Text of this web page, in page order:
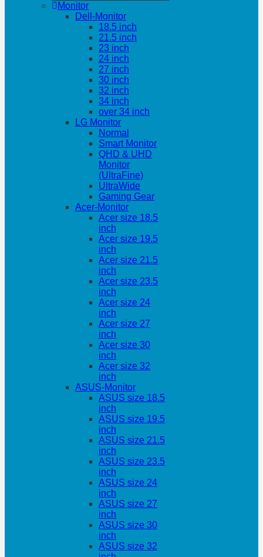
Monitor
Dell-Monitor
18.5 inch
21.5 inch
23 inch
24 inch
27 inch
30 inch
32 inch
34 inch
over 34 inch
LG Monitor
Normal
Smart Monitor
QHD & UHD
Monitor
(UltraFine)
UltraWide
Gaming Gear
Acer-Monitor
Acer size 18.5
inch
Acer size 19.5
inch
Acer size 21.5
inch
Acer size 23.5
inch
Acer size 24
inch
Acer size 27
inch
Acer size 30
inch
Acer size 32
inch
ASUS-Monitor
ASUS size 18.5
inch
ASUS size 19.5
inch
ASUS size 21.5
inch
ASUS size 23.5
inch
ASUS size 24
inch
ASUS size 27
inch
ASUS size 30
inch
ASUS size 32